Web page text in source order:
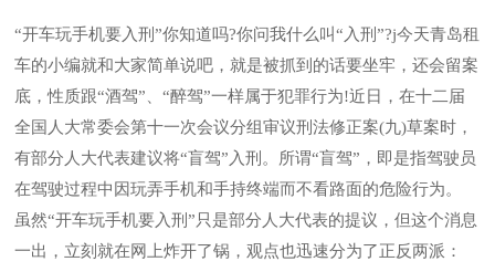
“开车玩手机要入刑”你知道吗?你问我什么叫“入刑”?j今天青岛租
车的小编就和大家简单说吧，就是被抓到的话要坐牢，还会留案
底，性质跟“酒驾”、“醉驾”一样属于犯罪行为!近日，在十二届
全国人大常委会第十一次会议分组审议刑法修正案(九)草案时，
有部分人大代表建议将“盲驾”入刑。所谓“盲驾”，即是指驾驶员
在驾驶过程中因玩弄手机和手持终端而不看路面的危险行为。
虽然“开车玩手机要入刑”只是部分人大代表的提议，但这个消息
一出，立刻就在网上炸开了锅，观点也迅速分为了正反两派：